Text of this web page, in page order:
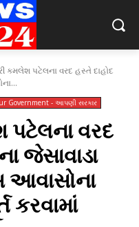
કમલેશ પટેલના વરદ હસ્તે દાહોદ
Government - આપણી સરકાર
પટેલના વરદ
જેસાવાડા
આવાસોના
કરવામાં